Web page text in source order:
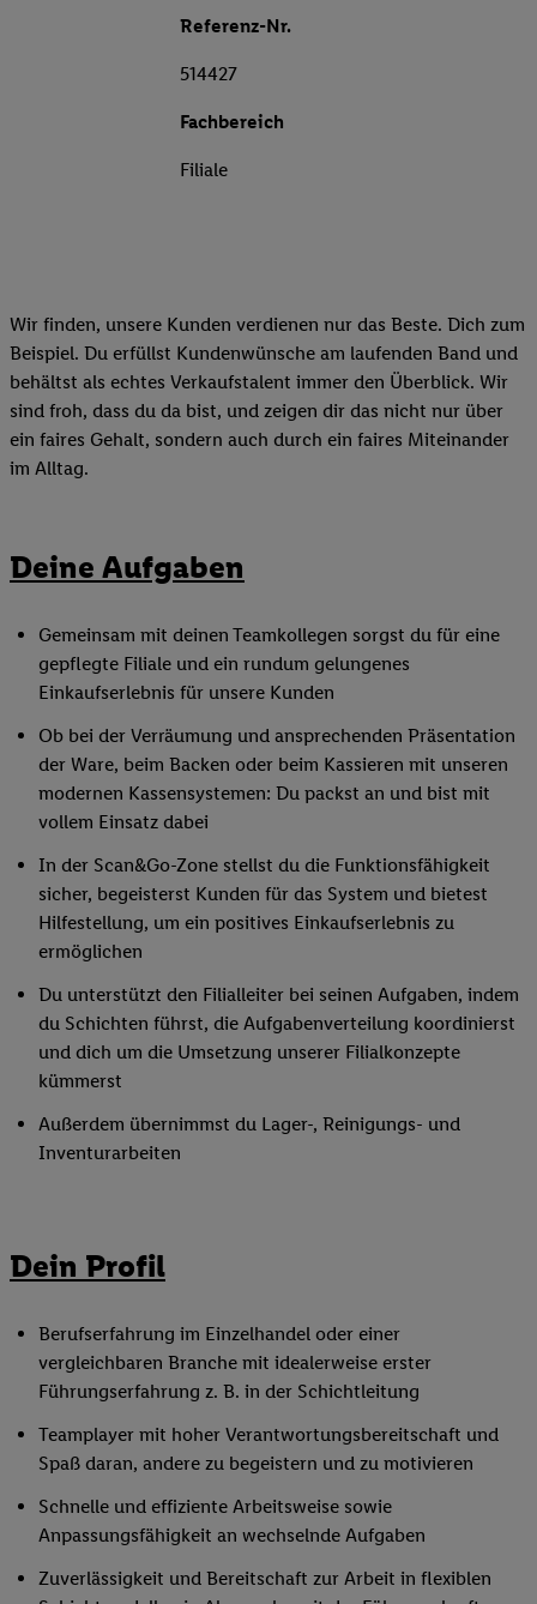
Referenz-Nr.
514427
Fachbereich
Filiale
Wir finden, unsere Kunden verdienen nur das Beste. Dich zum
Beispiel. Du erfüllst Kundenwünsche am laufenden Band und
behältst als echtes Verkaufstalent immer den Überblick. Wir
sind froh, dass du da bist, und zeigen dir das nicht nur über
ein faires Gehalt, sondern auch durch ein faires Miteinander
im Alltag.
Deine Aufgaben
Gemeinsam mit deinen Teamkollegen sorgst du für eine
gepflegte Filiale und ein rundum gelungenes
Einkaufserlebnis für unsere Kunden
Ob bei der Verräumung und ansprechenden Präsentation
der Ware, beim Backen oder beim Kassieren mit unseren
modernen Kassensystemen: Du packst an und bist mit
vollem Einsatz dabei
In der Scan&Go-Zone stellst du die Funktionsfähigkeit
sicher, begeisterst Kunden für das System und bietest
Hilfestellung, um ein positives Einkaufserlebnis zu
ermöglichen
Du unterstützt den Filialleiter bei seinen Aufgaben, indem
du Schichten führst, die Aufgabenverteilung koordinierst
und dich um die Umsetzung unserer Filialkonzepte
kümmerst
Außerdem übernimmst du Lager-, Reinigungs- und
Inventurarbeiten
Dein Profil
Berufserfahrung im Einzelhandel oder einer
vergleichbaren Branche mit idealerweise erster
Führungserfahrung z. B. in der Schichtleitung
Teamplayer mit hoher Verantwortungsbereitschaft und
Spaß daran, andere zu begeistern und zu motivieren
Schnelle und effiziente Arbeitsweise sowie
Anpassungsfähigkeit an wechselnde Aufgaben
Zuverlässigkeit und Bereitschaft zur Arbeit in flexiblen